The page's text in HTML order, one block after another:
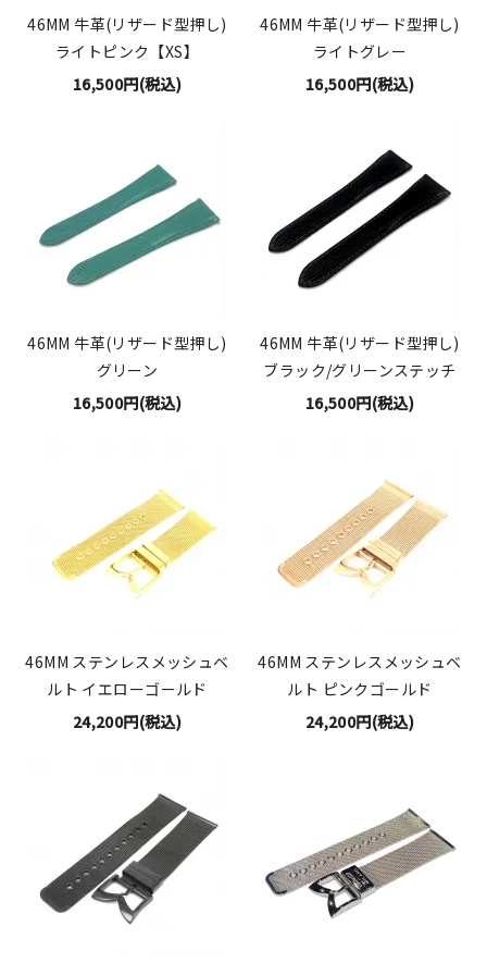
46MM 牛革(リザード型押し)
ライトピンク【XS】
16,500円(税込)
46MM 牛革(リザード型押し)
ライトグレー
16,500円(税込)
46MM 牛革(リザード型押し)
グリーン
16,500円(税込)
46MM 牛革(リザード型押し)
ブラック/グリーンステッチ
16,500円(税込)
46MM ステンレスメッシュベ
ルト イエローゴールド
24,200円(税込)
46MM ステンレスメッシュベ
ルト ピンクゴールド
24,200円(税込)